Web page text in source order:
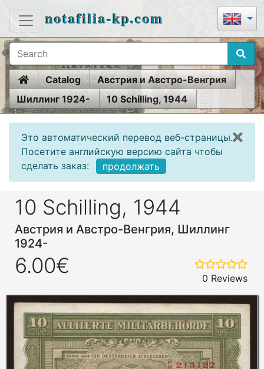
notafilia-kp.com
HomeCatalog
Австрия и Австро-Венгрия
Шиллинг 1924-
10 Schilling, 1944
Это автоматический перевод веб-страницы.
Посетите английскую версию сайта чтобы
сделать заказ:
продолжать
10 Schilling, 1944
Австрия и Австро-Венгрия, Шиллинг
1924-
6.00€
0 Reviews